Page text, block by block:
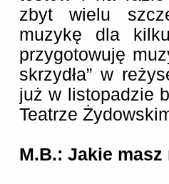
zbyt wielu
muzykę dla
przygotowuję
skrzydła” w
już w listopadzie
Teatrze
M.B.: Jakie